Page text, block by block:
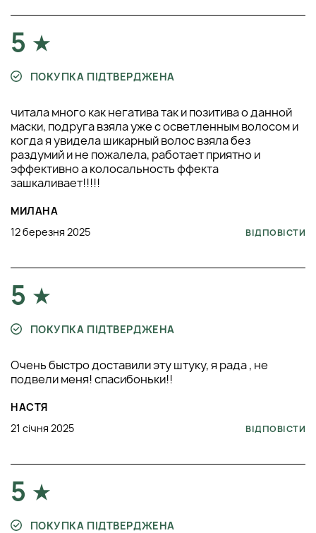
5
ПОКУПКА ПІДТВЕРДЖЕНА
читала много как негатива так и позитива о данной
маски, подруга взяла уже с осветленным волосом и
когда я увидела шикарный волос взяла без
раздумий и не пожалела, работает приятно и
эффективно а колосальность ффекта
зашкаливает!!!!!
МИЛАНА
12 березня 2025
ВІДПОВІСТИ
5
ПОКУПКА ПІДТВЕРДЖЕНА
Очень быстро доставили эту штуку, я рада , не
подвели меня! спасибоньки!!
НАСТЯ
21 січня 2025
ВІДПОВІСТИ
5
ПОКУПКА ПІДТВЕРДЖЕНА